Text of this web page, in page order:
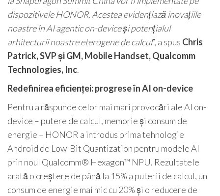
dispozitivele HONOR. Acestea evidențiază inovațiile
noastre în AI agentic on-device și potențialul
arhitecturii noastre eterogene de calcul”, a spus Chris
Patrick, SVP și GM, Mobile Handset, Qualcomm
Technologies, Inc.
Redefinirea eficienței: progrese în AI on-device
Pentru a răspunde celor mai mari provocări ale AI on-
device – putere de calcul, memorie și consum de
energie – HONOR a introdus prima tehnologie
Android de Low-Bit Quantization pentru modele AI
prin noul Qualcomm® Hexagon™ NPU. Rezultatele
arată o creștere de până la 15% a puterii de calcul, un
consum de energie mai mic cu 20% și o reducere de